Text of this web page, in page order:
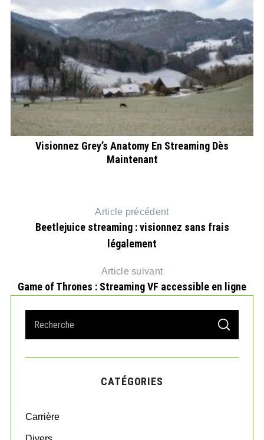
Visionnez Grey’s Anatomy En Streaming Dès
Maintenant
Article précédent
Beetlejuice streaming : visionnez sans frais
légalement
Article suivant
Game of Thrones : Streaming VF accessible en ligne
r
o
:
S
A
C
CATÉGORIES
Carrière